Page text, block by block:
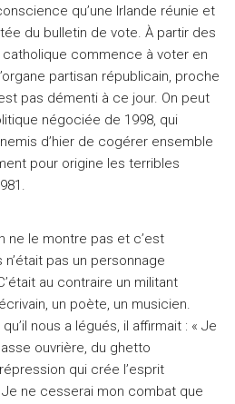
qu’une Irlande réunie et
du bulletin de vote. À partir des
commence à voter en
partisan républicain, proche
pas démenti à ce jour. On peut
négociée de 1998, qui
d’hier de cogérer ensemble
pour origine les terribles
ne le montre pas et c’est
pas un personnage
au contraire un militant
un poète, un musicien.
nous a légués, il affirmait : « Je
ouvrière, du ghetto
qui crée l’esprit
ne cesserai mon combat que